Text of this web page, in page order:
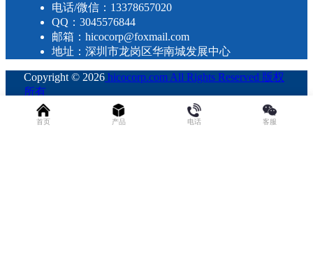
电话/微信：13378657020
QQ：3045576844
邮箱：hicocorp@foxmail.com
地址：深圳市龙岗区华南城发展中心
Copyright © 2026hicocorp.com All Rights Reserved 版权
所有
粤ICP备2023109800号
查询 35 次，耗时 0.2958 秒
首页 产品 电话 客服